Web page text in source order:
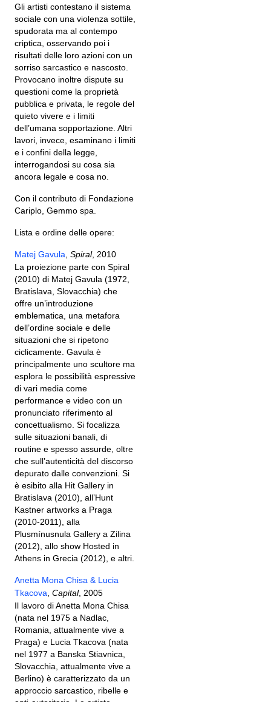
Gli artisti contestano il sistema
sociale con una violenza sottile,
spudorata ma al contempo
criptica, osservando poi i
risultati delle loro azioni con un
sorriso sarcastico e nascosto.
Provocano inoltre dispute su
questioni come la proprietà
pubblica e privata, le regole del
quieto vivere e i limiti
dell’umana sopportazione. Altri
lavori, invece, esaminano i limiti
e i confini della legge,
interrogandosi su cosa sia
ancora legale e cosa no.
Con il contributo di Fondazione
Cariplo, Gemmo spa.
Lista e ordine delle opere:
Matej Gavula Spiral, 2010
La proiezione parte con Spiral
(2010) di Matej Gavula (1972,
Bratislava, Slovacchia) che
offre un’introduzione
emblematica, una metafora
dell’ordine sociale e delle
situazioni che si ripetono
ciclicamente. Gavula è
principalmente uno scultore ma
esplora le possibilità espressive
di vari media come
performance e video con un
pronunciato riferimento al
concettualismo. Si focalizza
sulle situazioni banali, di
routine e spesso assurde, oltre
che sull’autenticità del discorso
depurato dalle convenzioni. Si
è esibito alla Hit Gallery in
Bratislava (2010), all’Hunt
Kastner artworks a Praga
(2010-2011), alla
Plusmínusnula Gallery a Zilina
(2012), allo show Hosted in
Athens in Grecia (2012), e altri.
Anetta Mona Chisa & Lucia
Tkacova Capital, 2005
Il lavoro di Anetta Mona Chisa
(nata nel 1975 a Nadlac,
Romania, attualmente vive a
Praga) e Lucia Tkacova (nata
nel 1977 a Banska Stiavnica,
Slovacchia, attualmente vive a
Berlino) è caratterizzato da un
approccio sarcastico, ribelle e